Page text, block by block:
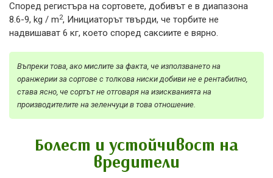
Според регистъра на сортовете, добивът е в диапазона
8.6-9, kg / m2, Инициаторът твърди, че торбите не
надвишават 6 кг, което според саксиите е вярно.
Въпреки това, ако мислите за факта, че използването на
оранжерии за сортове с толкова ниски добиви не е рентабилно,
става ясно, че сортът не отговаря на изискванията на
производителите на зеленчуци в това отношение.
Болест и устойчивост на
вредители